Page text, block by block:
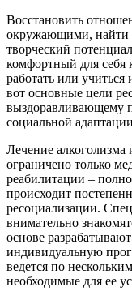
Восстановить
окружающими, найти
творческий
комфортный для себя
работать или
вот основные цели
выздоравливающему
социальной
Лечение
ограничено только
реабилитации –
происходит
ресоциализации.
внимательно
основе
индивидуальную
ведется по
необходимые для ее